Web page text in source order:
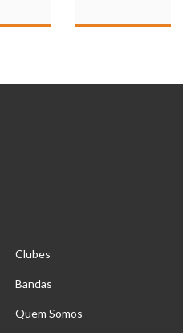
Clubes
Bandas
Quem Somos